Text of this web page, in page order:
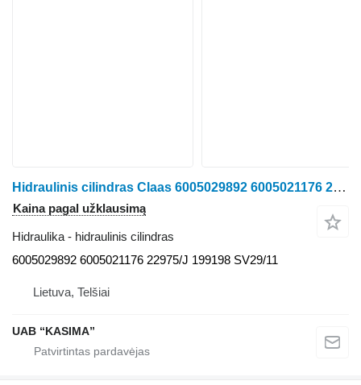
Hidraulinis cilindras Claas 6005029892 6005021176 22975/J 199198 SV29/11 ratinio traktoriaus Claas Arion 530
Kaina pagal užklausimą
Hidraulika - hidraulinis cilindras
6005029892 6005021176 22975/J 199198 SV29/11
Lietuva, Telšiai
UAB “KASIMA”